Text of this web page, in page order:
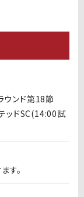
ウンド第18節
ッドSC(14:00試
す。